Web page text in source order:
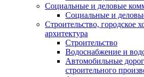
Социальные и деловые
Социальные и
Строительство, городское
архитектура
Строительство
Водоснабжение и
Автомобильные
строительного